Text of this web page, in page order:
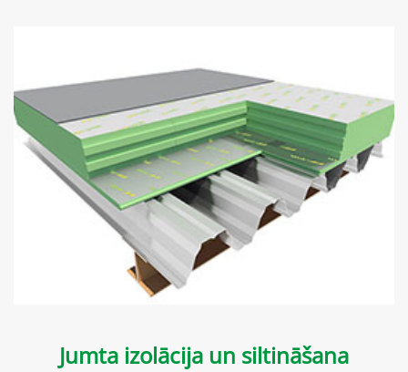
Jumta izolācija un siltināšana